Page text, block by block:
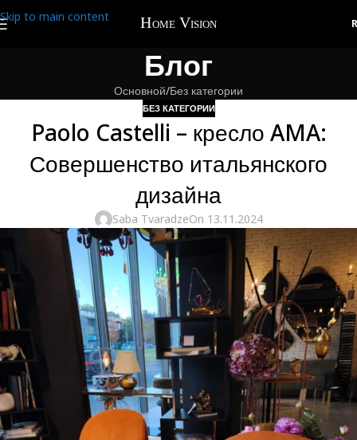
Skip to main content
Блог
Основной Без категории
БЕЗ КАТЕГОРИИ
Paolo Castelli – кресло AMA:
Совершенство итальянского
дизайна
Saba TvaradzeOn 13.11.2024